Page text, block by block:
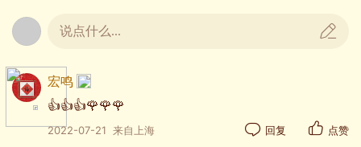
说点什么...
宏鸣
👍👍👍🌹🌹🌹
2022-07-21 来自上海 回复 点赞